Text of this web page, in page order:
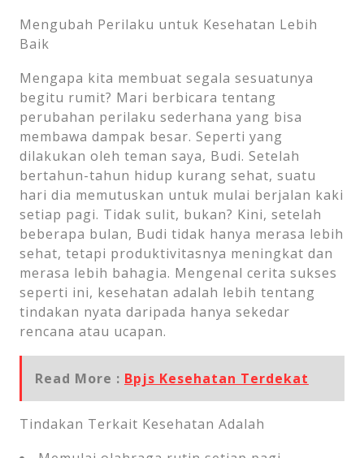
Mengubah Perilaku untuk Kesehatan Lebih
Baik
Mengapa kita membuat segala sesuatunya
begitu rumit? Mari berbicara tentang
perubahan perilaku sederhana yang bisa
membawa dampak besar. Seperti yang
dilakukan oleh teman saya, Budi. Setelah
bertahun-tahun hidup kurang sehat, suatu
hari dia memutuskan untuk mulai berjalan kaki
setiap pagi. Tidak sulit, bukan? Kini, setelah
beberapa bulan, Budi tidak hanya merasa lebih
sehat, tetapi produktivitasnya meningkat dan
merasa lebih bahagia. Mengenal cerita sukses
seperti ini, kesehatan adalah lebih tentang
tindakan nyata daripada hanya sekedar
rencana atau ucapan.
Read More : Bpjs Kesehatan Terdekat
Tindakan Terkait Kesehatan Adalah